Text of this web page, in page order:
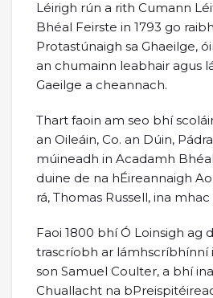
Léirigh rún a rith Cumann
Bhéal Feirste in 1793 go
Protastúnaigh sa Ghaeilge,
an chumainn leabhair agus
Gaeilge a cheannach.
Thart faoin am seo bhí
an Oileáin, Co. an Dúin,
múineadh in Acadamh
duine de na hÉireannaigh
rá, Thomas Russell, ina
Faoi 1800 bhí Ó Loinsigh ag
trascríobh ar lámhscríbhínní
son Samuel Coulter, a bhí
Chuallacht na